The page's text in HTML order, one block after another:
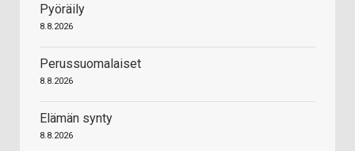
Pyöräily
8.8.2026
Perussuomalaiset
8.8.2026
Elämän synty
8.8.2026